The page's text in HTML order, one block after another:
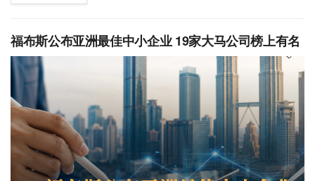
福布斯公布亚洲最佳中小企业 19家大马公司榜上有名